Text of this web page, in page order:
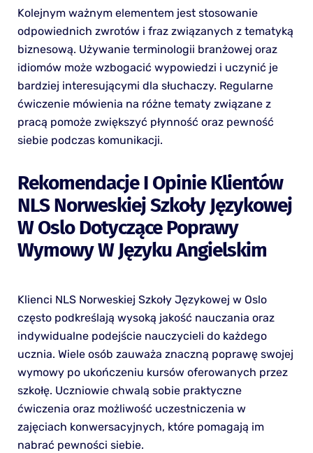
Kolejnym ważnym elementem jest stosowanie
odpowiednich zwrotów i fraz związanych z tematyką
biznesową. Używanie terminologii branżowej oraz
idiomów może wzbogacić wypowiedzi i uczynić je
bardziej interesującymi dla słuchaczy. Regularne
ćwiczenie mówienia na różne tematy związane z
pracą pomoże zwiększyć płynność oraz pewność
siebie podczas komunikacji.
Rekomendacje I Opinie Klientów
NLS Norweskiej Szkoły Językowej
W Oslo Dotyczące Poprawy
Wymowy W Języku Angielskim
Klienci NLS Norweskiej Szkoły Językowej w Oslo
często podkreślają wysoką jakość nauczania oraz
indywidualne podejście nauczycieli do każdego
ucznia. Wiele osób zauważa znaczną poprawę swojej
wymowy po ukończeniu kursów oferowanych przez
szkołę. Uczniowie chwalą sobie praktyczne
ćwiczenia oraz możliwość uczestniczenia w
zajęciach konwersacyjnych, które pomagają im
nabrać pewności siebie.